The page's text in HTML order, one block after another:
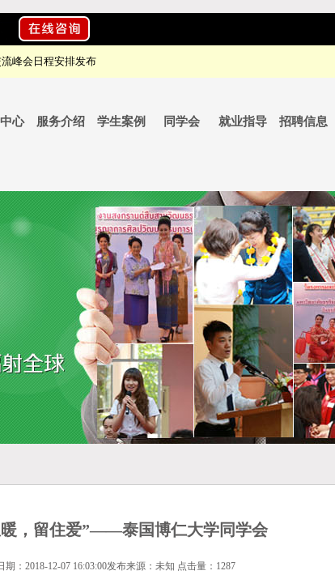
峰会日程安排发布
心 服务介绍 学生案例 同学会 就业指导 招聘信息
暖，留住爱”——泰国博仁大学同学会
期：2018-12-07 16:03:00发布来源：未知 点击量：1287